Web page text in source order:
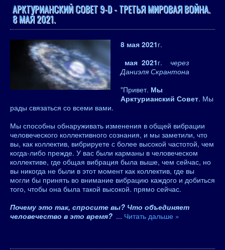
АРКТУРИАНСКИЙ СОВЕТ 9-D - ТРЕТЬЯ МИРОВАЯ ВОЙНА.
8 МАЯ 2021.
8 мая 2021г.
мая 2021г.
через
Даниэля Скрантона
"Привет. Мы
Арктурианский Совет. Мы
рады связаться со всеми вами.
Мы способны обнаруживать изменения в общей вибрации
человеческого коллективного сознания, и мы заметили, что
вы, как коллектив, вибрируете с более высокой частотой, чем
когда-либо прежде. У вас были карманы в человеческом
коллективе, где общая вибрация была выше, чем сейчас, но
вы никогда не были в этот момент как коллектив, где вы
могли бы принять во внимание вибрацию каждого и добиться
того, чтобы она была такой высокой. прямо сейчас.
Почему это так, спросите вы? Что объединяет
человечество в это время? ... Читать дальше »